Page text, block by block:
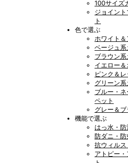
100サイズ
ジョイン
ト
色で選ぶ
ホワイト
ベージュ系
ブラウン系
イエロー
ピンク＆
グリーン系
ブルー・
ペット
グレー＆
機能で選ぶ
はっ水・防
防ダニ・防
抗ウィルス
アトピー